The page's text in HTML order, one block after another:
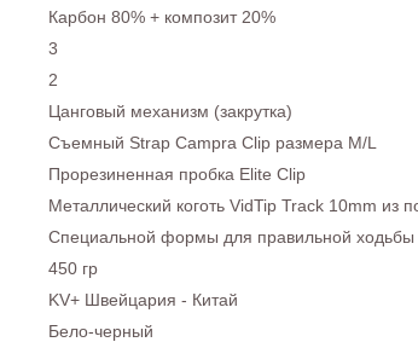
Карбон 80% + композит 20%
3
2
Цанговый механизм (закрутка)
Съемный Strap Campra Clip размера M/L
Прорезиненная пробка Elite Clip
Металлический коготь VidTip Track 10mm из
Специальной формы для правильной ходьбы
450 гр
KV+ Швейцария - Китай
Бело-черный